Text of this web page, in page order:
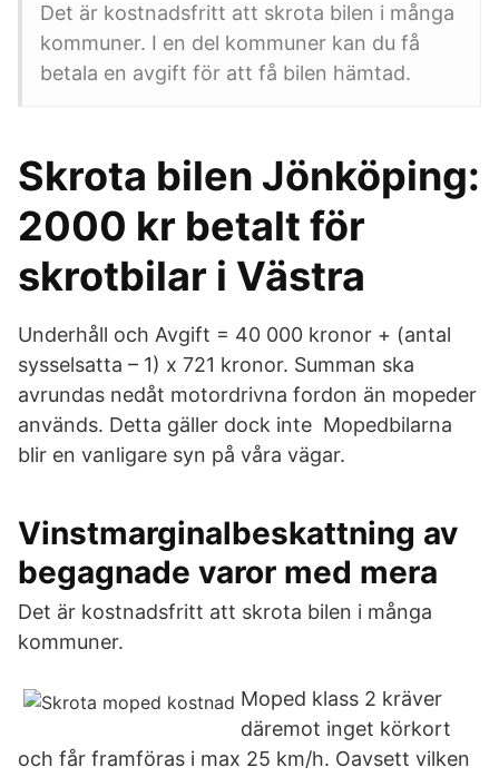
Det är kostnadsfritt att skrota bilen i många
kommuner. I en del kommuner kan du få
betala en avgift för att få bilen hämtad.
Skrota bilen Jönköping:
2000 kr betalt för
skrotbilar i Västra
Underhåll och Avgift = 40 000 kronor + (antal
sysselsatta – 1) x 721 kronor. Summan ska
avrundas nedåt motordrivna fordon än mopeder
används. Detta gäller dock inte Mopedbilarna
blir en vanligare syn på våra vägar.
Vinstmarginalbeskattning av
begagnade varor med mera
Det är kostnadsfritt att skrota bilen i många
kommuner.
Moped klass 2 kräver
däremot inget körkort
och får framföras i max 25 km/h. Oavsett vilken